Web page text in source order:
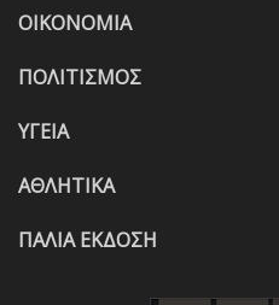
ΟΙΚΟΝΟΜΙΑ
ΠΟΛΙΤΙΣΜΟΣ
ΥΓΕΙΑ
ΑΘΛΗΤΙΚΑ
ΠΑΛΙΑ ΕΚΔΟΣΗ